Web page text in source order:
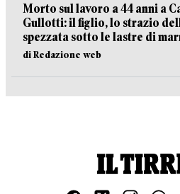
Morto sul lavoro a 44 anni a
Gullotti: il figlio, lo strazio
spezzata sotto le lastre di
di Redazione web